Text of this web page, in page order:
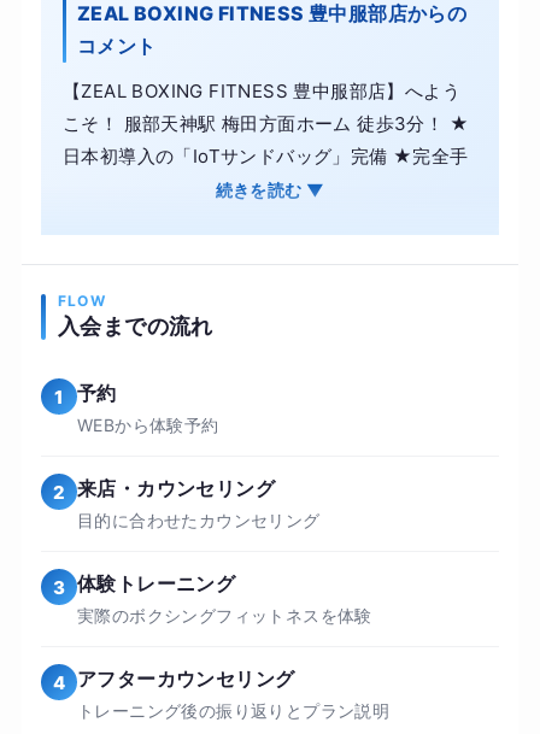
ZEAL BOXING FITNESS 豊中服部店からの
コメント
【ZEAL BOXING FITNESS 豊中服部店】へよう
こそ！ 服部天神駅 梅田方面ホーム 徒歩3分！ ★
日本初導入の「IoTサンドバッグ」完備 ★完全手
ぶらでOK！トレーニングウェア、グローブ、使
こに！ただの健康やダイエットだけじゃ物足りな
ょう！ ・一人一人にカスタマイズされたトレーニ
ングメニューをお届け！ 経験と知識が豊富なトレ
ニングメニューを設計するので、初めての方でも
安心して始められます！ ・体験 随時受付中！
続きを読む ▼
FLOW
入会までの流れ
1 予約
WEBから体験予約
2 来店・カウンセリング
目的に合わせたカウンセリング
3 体験トレーニング
実際のボクシングフィットネスを体験
4 アフターカウンセリング
トレーニング後の振り返りとプラン説明